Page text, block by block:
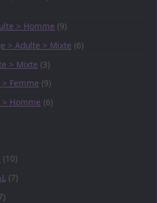
> Homme (9)
> Adulte > Mixte (6)
> Mixte (3)
Femme (9)
Homme (6)
(10)
(7)